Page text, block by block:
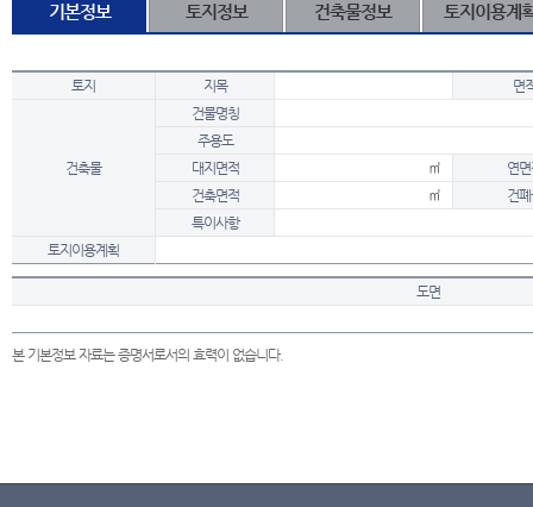
기본정보 토지정보 건축물정보 토지이용계
토지 지목 면
건축물
건물명칭
주용도
대지면적
㎡
연
건축면적
㎡
건
특이사항
토지이용계획
도면
본 기본정보 자료는 증명서로서의 효력이 없습니다.